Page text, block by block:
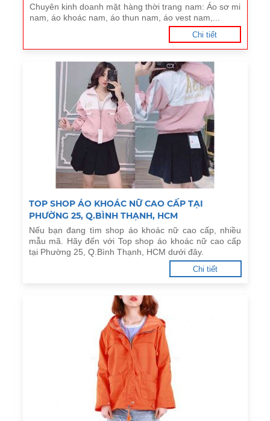
Chuyên kinh doanh mặt hàng thời trang nam: Áo sơ mi
nam, áo khoác nam, áo thun nam, áo vest nam,...
Chi tiết
TOP SHOP ÁO KHOÁC NỮ CAO CẤP TẠI
PHƯỜNG 25, Q.BÌNH THẠNH, HCM
Nếu bạn đang tìm shop áo khoác nữ cao cấp, nhiều
mẫu mã. Hãy đến với Top shop áo khoác nữ cao cấp
tại Phường 25, Q.Bình Thạnh, HCM dưới đây.
Chi tiết